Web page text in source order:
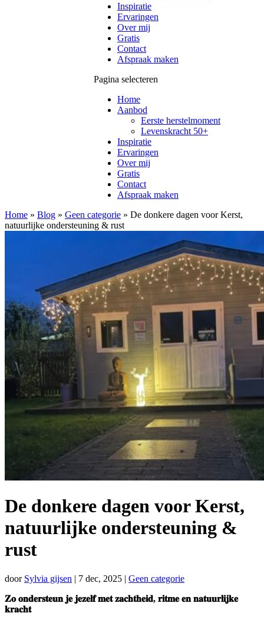
Inspiratie
Ervaringen
Over mij
Gratis
Contact
Afspraak maken
Pagina selecteren
Home
Aanbod
Eerste herstelmoment
Levenskracht 50+
Inspiratie
Ervaringen
Over mij
Gratis
Contact
Afspraak maken
Home » Blog » Geen categorie » De donkere dagen voor Kerst,
natuurlijke ondersteuning & rust
De donkere dagen voor Kerst,
natuurlijke ondersteuning &
rust
door Sylvia gijsen | 7 dec, 2025 | Geen categorie
𝐙𝐨 𝐨𝐧𝐝𝐞𝐫𝐬𝐭𝐞𝐮𝐧 𝐣𝐞 𝐣𝐞𝐳𝐞𝐥𝐟 𝐦𝐞𝐭 𝐳𝐚𝐜𝐡𝐭𝐡𝐞𝐢𝐝, 𝐫𝐢𝐭𝐦𝐞 𝐞𝐧 𝐧𝐚𝐭𝐮𝐮𝐫𝐥𝐢𝐣𝐤𝐞
𝐤𝐫𝐚𝐜𝐡𝐭